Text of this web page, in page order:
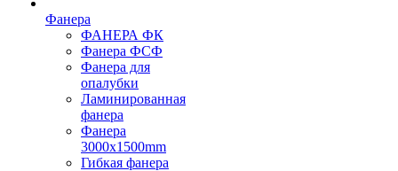
Фанера
ФАНЕРА ФК
Фанера ФСФ
Фанера для
опалубки
Ламинированная
фанера
Фанера
3000х1500mm
Гибкая фанера